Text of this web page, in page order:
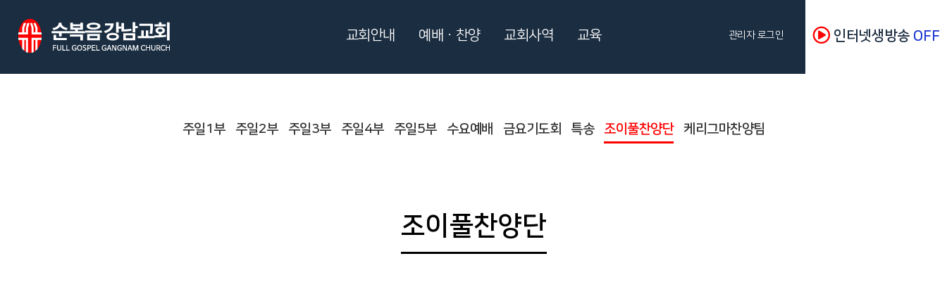
주일1부 주일2부 주일3부 주일4부 주일5부 수요예배 금요기도회 특송 조이풀찬양단 케리그마찬양팀
조이풀찬양단
교회안내 예배ㆍ찬양 교회사역 교육 관리자 로그인 인터넷생방송 OFF